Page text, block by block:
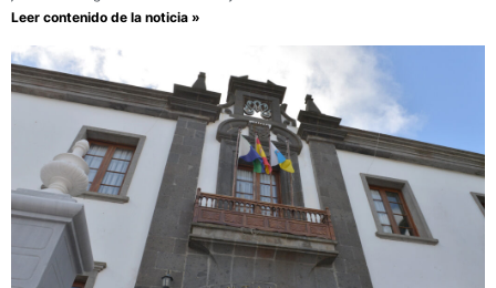
Leer contenido de la noticia »